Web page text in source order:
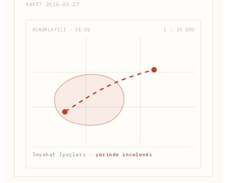
KAYIT 2026-03-27
KONUMLAYICI · SE-01 1 : 25 000
Seyahat İpuçları · yerinde incelendi